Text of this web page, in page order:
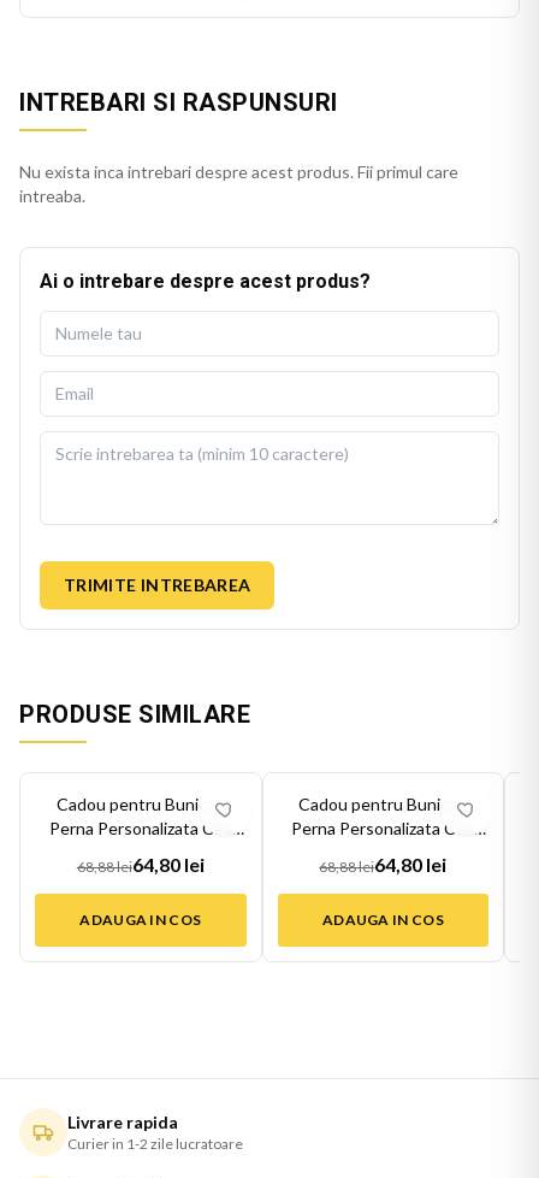
INTREBARI SI RASPUNSURI
Nu exista inca intrebari despre acest produs. Fii primul care
intreaba.
Ai o intrebare despre acest produs?
TRIMITE INTREBAREA
PRODUSE SIMILARE
%Cadou pentru Bunica -
Perna Personalizata Cea
68,88 lei64,80 lei
ADAUGA IN COS
%Cadou pentru Bunica -
Perna Personalizata Cea
68,88 lei64,80 lei
ADAUGA IN COS
Livrare rapida
Curier in 1-2 zile lucratoare